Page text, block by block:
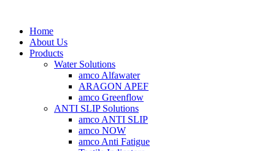
Home
About Us
Products
Water Solutions
amco Alfawater
ARAGON APEF
amco Greenflow
ANTI SLIP Solutions
amco ANTI SLIP
amco NOW
amco Anti Fatigue